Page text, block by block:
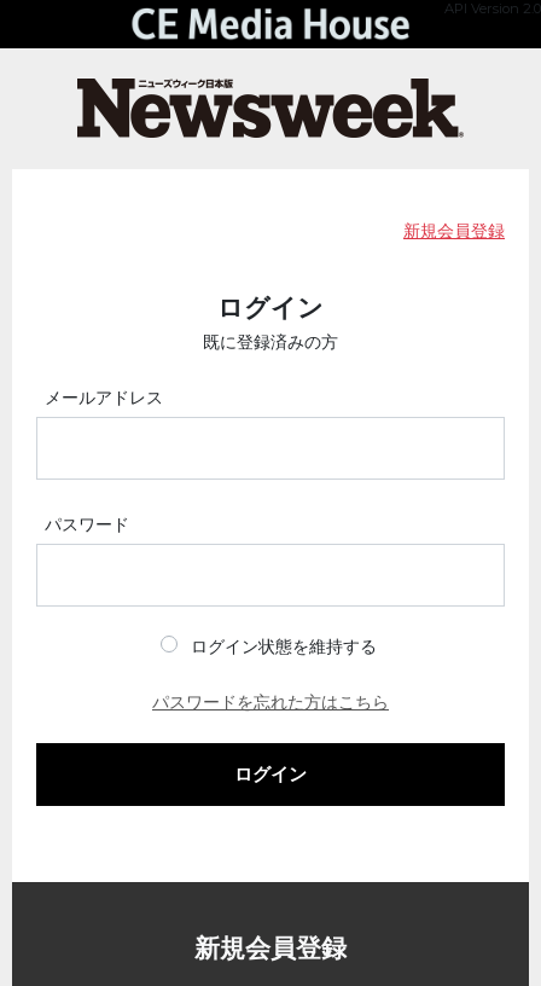
API Version 2.0
新規会員登録
ログイン
既に登録済みの方
メールアドレス
パスワード
ログイン状態を維持する
パスワードを忘れた方はこちら
ログイン
新規会員登録